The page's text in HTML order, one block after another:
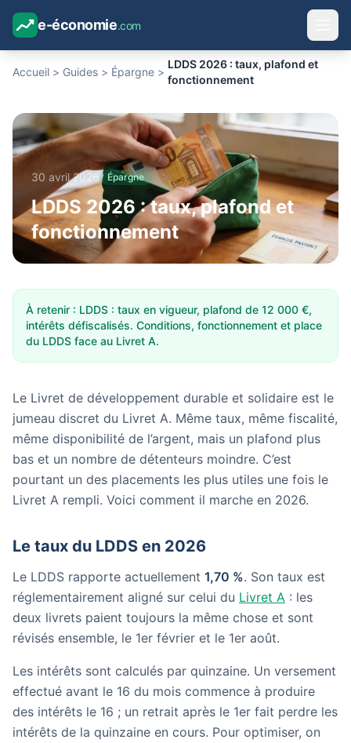
e-économie.com
Accueil > Guides > Épargne >
LDDS 2026 : taux, plafond et
fonctionnement
30 avril 2026 Épargne
LDDS 2026 : taux, plafond et
fonctionnement
À retenir : LDDS : taux en vigueur, plafond de 12 000 €,
intérêts défiscalisés. Conditions, fonctionnement et place
du LDDS face au Livret A.
Le Livret de développement durable et solidaire est le
jumeau discret du Livret A. Même taux, même fiscalité,
même disponibilité de l’argent, mais un plafond plus
bas et un nombre de détenteurs moindre. C’est
pourtant un des placements les plus utiles une fois le
Livret A rempli. Voici comment il marche en 2026.
Le taux du LDDS en 2026
Le LDDS rapporte actuellement 1,70 %. Son taux est
réglementairement aligné sur celui du Livret A : les
deux livrets paient toujours la même chose et sont
révisés ensemble, le 1er février et le 1er août.
Les intérêts sont calculés par quinzaine. Un versement
effectué avant le 16 du mois commence à produire
des intérêts le 16 ; un retrait après le 1er fait perdre les
intérêts de la quinzaine en cours. Pour optimiser, on